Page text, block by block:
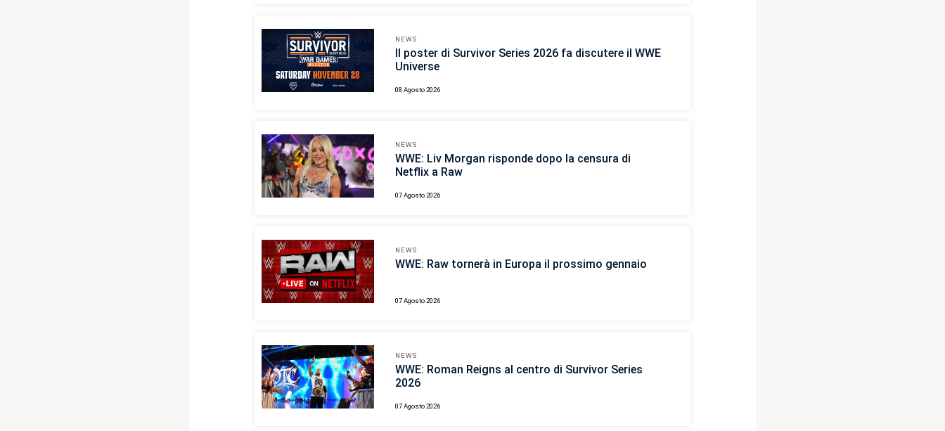
NEWS
Il poster di Survivor Series 2026 fa discutere il WWE
Universe
08 Agosto 2026
NEWS
WWE: Liv Morgan risponde dopo la censura di
Netflix a Raw
07 Agosto 2026
NEWS
WWE: Raw tornerà in Europa il prossimo gennaio
07 Agosto 2026
NEWS
WWE: Roman Reigns al centro di Survivor Series
2026
07 Agosto 2026